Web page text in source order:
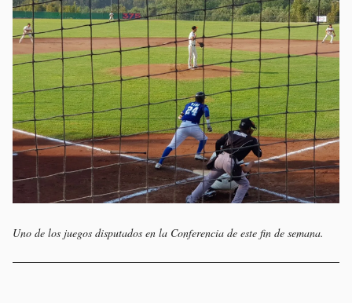
Uno de los juegos disputados en la Conferencia de este fin de semana.